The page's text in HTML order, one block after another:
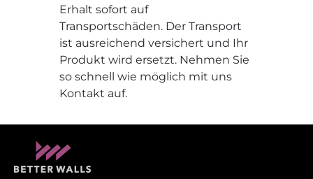
Erhalt sofort auf
Transportschäden. Der Transport
ist ausreichend versichert und Ihr
Produkt wird ersetzt. Nehmen Sie
so schnell wie möglich mit uns
Kontakt auf.